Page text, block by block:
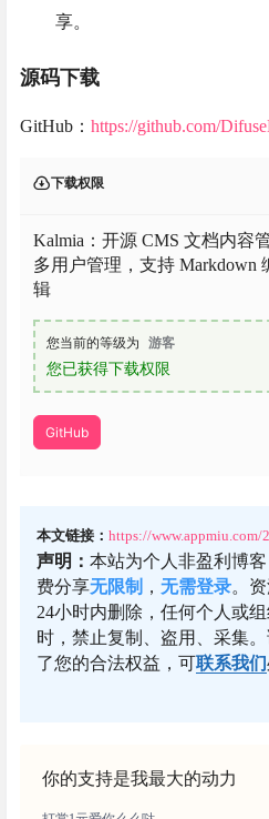
享。
源码下载
GitHub： https://github.com/
下载权限
Kalmia：开源 CMS 文档内容
多用户管理，支持 Markdown
辑
您当前的等级为 游客
您已获得下载权限
GitHub
本文链接： https://www.appmiu.com/
声明： 本站为个人非盈利博
费分享无限制 ， 无需登录。
24小时内删除，任何个人或
时，禁止复制、盗用、采集
了您的合法权益，可联系我们
你的支持是我最大的动力